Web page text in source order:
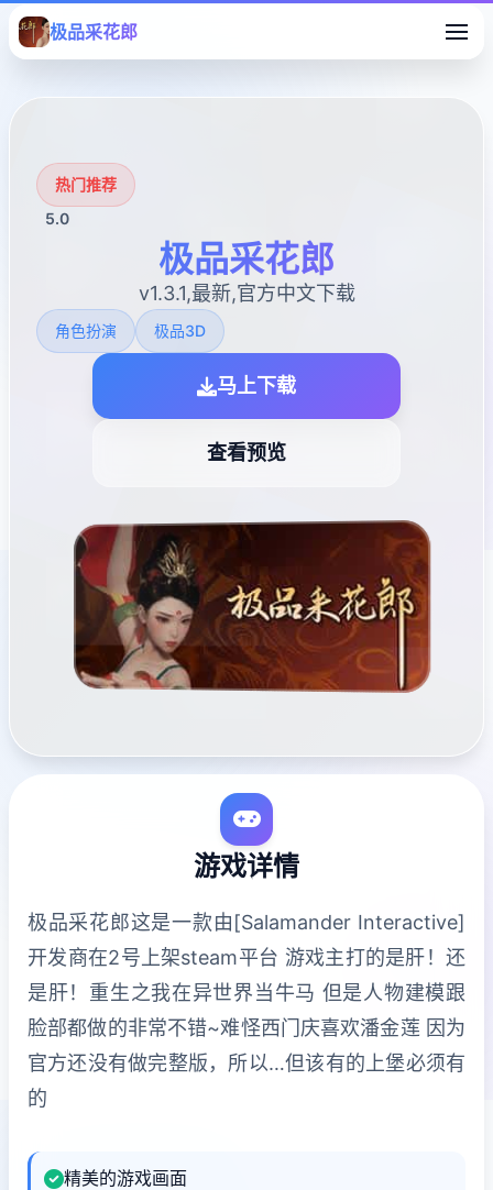
极品采花郎
热门推荐
5.0
极品采花郎
v1.3.1,最新,官方中文下载
角色扮演 极品3D
马上下载
查看预览
游戏详情
极品采花郎这是一款由[Salamander Interactive]
开发商在2号上架steam平台 游戏主打的是肝！还
是肝！重生之我在异世界当牛马 但是人物建模跟
脸部都做的非常不错~难怪西门庆喜欢潘金莲 因为
官方还没有做完整版，所以…但该有的上堡必须有
的
精美的游戏画面